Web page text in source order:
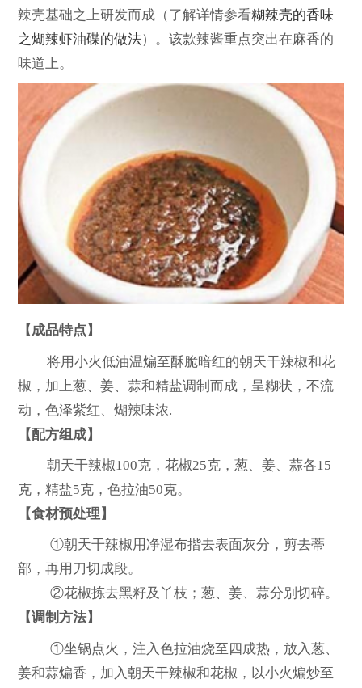
辣壳基础之上研发而成（了解详情参看糊辣壳的香味
之煳辣虾油碟的做法）。该款辣酱重点突出在麻香的
味道上。
【成品特点】
将用小火低油温煸至酥脆暗红的朝天干辣椒和花
椒，加上葱、姜、蒜和精盐调制而成，呈糊状，不流
动，色泽紫红、煳辣味浓.
【配方组成】
朝天干辣椒100克，花椒25克，葱、姜、蒜各15
克，精盐5克，色拉油50克。
【食材预处理】
①朝天干辣椒用净湿布揩去表面灰分，剪去蒂
部，再用刀切成段。
②花椒拣去黑籽及丫枝；葱、姜、蒜分别切碎。
【调制方法】
①坐锅点火，注入色拉油烧至四成热，放入葱、
姜和蒜煸香，加入朝天干辣椒和花椒，以小火煸炒至